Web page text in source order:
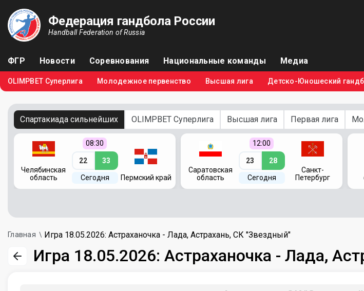
Федерация гандбола России
Handball Federation of Russia
ФГР Новости Соревнования Национальные команды Медиа
OLIMPBET Суперлига Молодежное первенство Высшая лига Детско-Юношеский
Спартакиада сильнейших OLIMPBET Суперлига Высшая лига Первая лига
Челябинская
область
08:30
22 33
Сегодня Пермский край
Саратовская
область
12:00
23 28
Сегодня
Санкт-
Петербург
Главная Игра 18.05.2026: Астраханочка - Лада, Астрахань, СК "Звездный"
Игра 18.05.2026: Астраханочка - Лада,